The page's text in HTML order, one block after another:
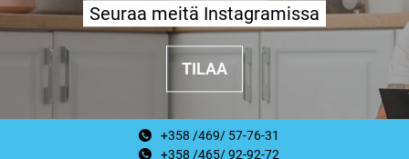
Seuraa meitä Instagramissa
TILAA
+358 /469/ 57-76-31
+358 /465/ 92-92-72